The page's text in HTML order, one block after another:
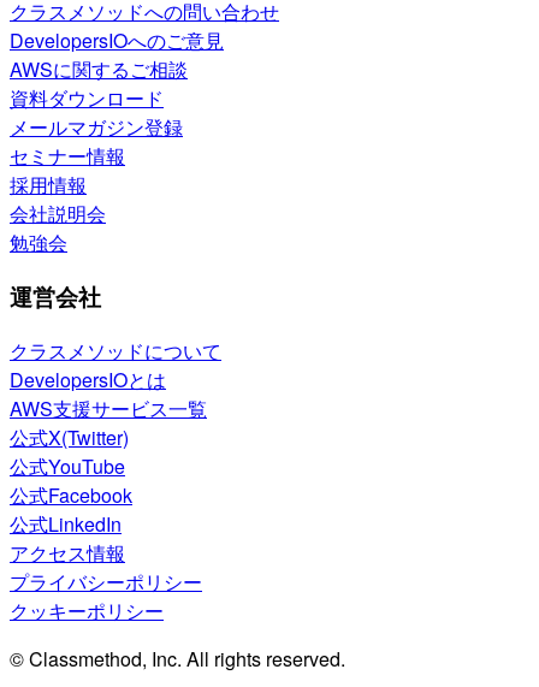
クラスメソッドへの問い合わせ
DevelopersIOへのご意見
AWSに関するご相談
資料ダウンロード
メールマガジン登録
セミナー情報
採用情報
会社説明会
勉強会
運営会社
クラスメソッドについて
DevelopersIOとは
AWS支援サービス一覧
公式X(Twitter)
公式YouTube
公式Facebook
公式LinkedIn
アクセス情報
プライバシーポリシー
クッキーポリシー
© Classmethod, Inc. All rights reserved.